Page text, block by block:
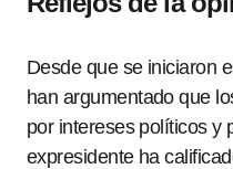
Desde que se iniciaron
han argumentado que
por intereses políticos y
expresidente ha